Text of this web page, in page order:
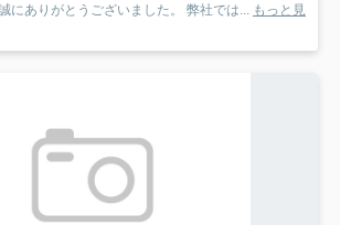
にありがとうございました。 弊社では... もっと見